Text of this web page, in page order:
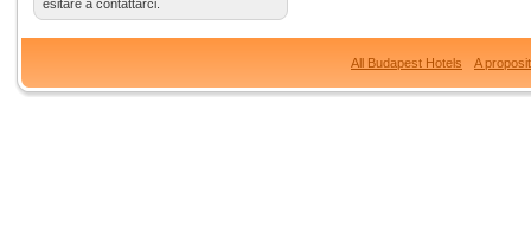
esitare a contattarci.
All Budapest Hotels A